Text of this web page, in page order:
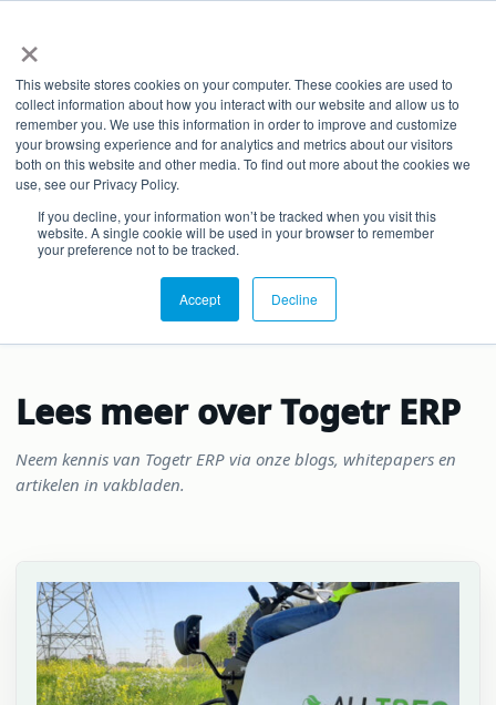
×
This website stores cookies on your computer. These cookies are used to
collect information about how you interact with our website and allow us to
remember you. We use this information in order to improve and customize
your browsing experience and for analytics and metrics about our visitors
both on this website and other media. To find out more about the cookies we
use, see our Privacy Policy.
If you decline, your information won’t be tracked when you visit this
website. A single cookie will be used in your browser to remember
your preference not to be tracked.
Accept Decline
TOGETR
Enterprise Resource
Planning
Lees meer over Togetr ERP
Neem kennis van Togetr ERP via onze blogs, whitepapers en
artikelen in vakbladen.